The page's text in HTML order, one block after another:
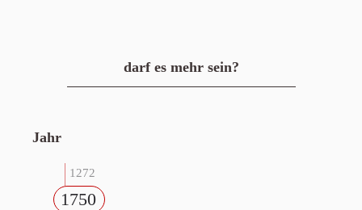
darf es mehr sein?
Jahr
1272
1750